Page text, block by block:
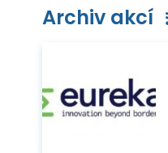
Archiv akcí